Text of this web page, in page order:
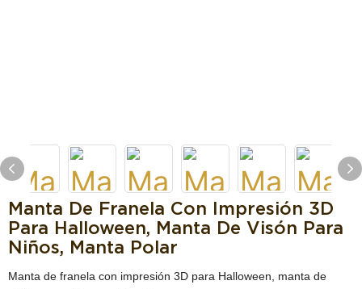
Manta De Franela Con Impresión 3D
Para Halloween, Manta De Visón Para
Niños, Manta Polar
Manta de franela con impresión 3D para Halloween, manta de